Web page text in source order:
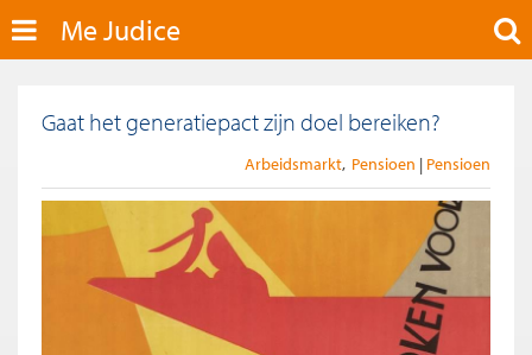
Me Judice
Gaat het generatiepact zijn doel bereiken?
Arbeidsmarkt Pensioen Pensioen